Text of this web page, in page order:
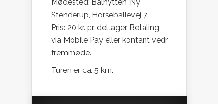
Mødested: Bålhytten, Ny
Stenderup, Horseballevej 7.
Pris: 20 kr. pr. deltager. Betaling
via Mobile Pay eller kontant vedr
fremmøde.
Turen er ca. 5 km.